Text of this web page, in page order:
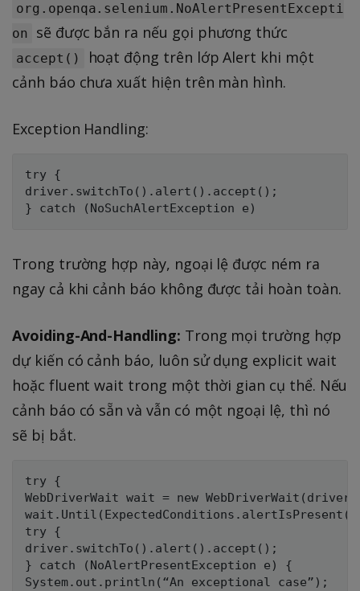
org.openqa.selenium.NoAlertPresentExcepti
on
sẽ được bắn ra nếu gọi phương thức
accept()
hoạt động trên lớp Alert khi một
cảnh báo chưa xuất hiện trên màn hình.
Exception Handling:
try {
driver.switchTo().alert().accept();
Trong trường hợp này, ngoại lệ được ném ra
ngay cả khi cảnh báo không được tải hoàn toàn.
Avoiding-And-Handling: Trong mọi trường hợp
dự kiến có cảnh báo, luôn sử dụng explicit wait
hoặc fluent wait trong một thời gian cụ thể. Nếu
cảnh báo có sẵn và vẫn có một ngoại lệ, thì nó
sẽ bị bắt.
try {
WebDriverWait wait = new WebDriverWait(driver,
try {
driver.switchTo().alert().accept();
} catch (NoAlertPresentException e) {
System.out.println(“An exceptional case”);